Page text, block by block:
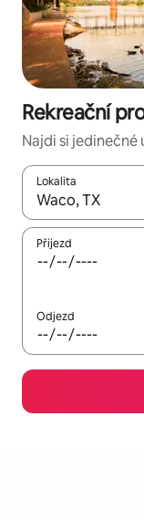
Rekreační
Najdi si
Lokalita
Až budou
Příjezd
Odjezd